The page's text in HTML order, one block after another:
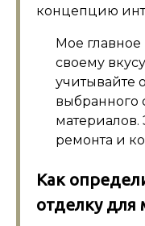
концепцию
Мое
своему
учитывайте
выбранного
материалов.
ремонта и
Как
отделку для